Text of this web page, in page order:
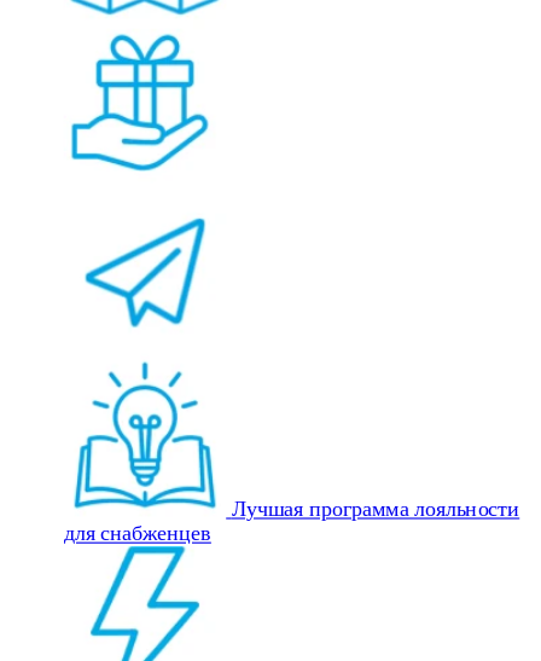
Лучшая программа лояльности
для снабженцев